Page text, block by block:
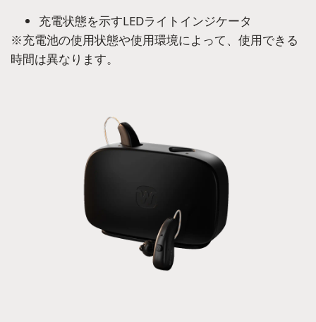
充電状態を示すLEDライトインジケータ
※充電池の使用状態や使用環境によって、使用できる
時間は異なります。